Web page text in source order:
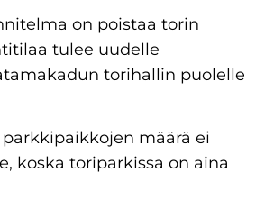
on poistaa torin
tulee uudelle
torihallin puolelle
määrä ei
koska toriparkissa on aina